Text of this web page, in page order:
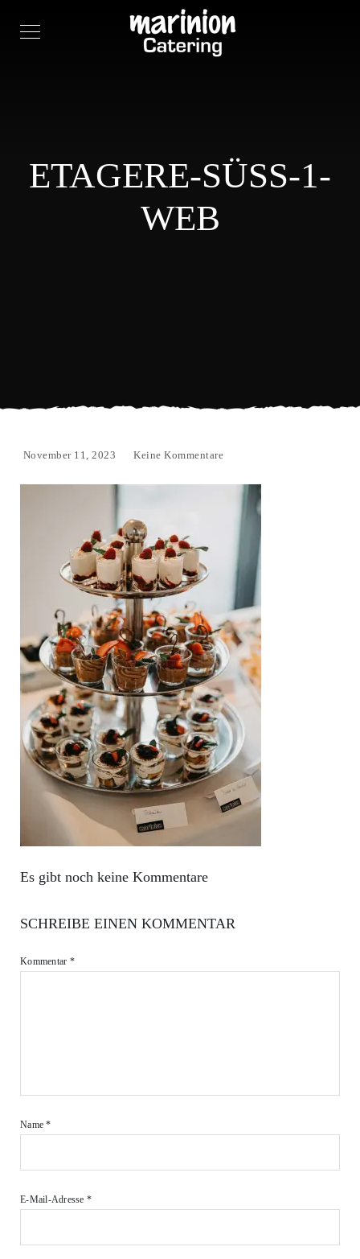
ETAGERE-SÜSS-1-W
EB
November 11, 2023 Keine Kommentare
Es gibt noch keine Kommentare
SCHREIBE EINEN KOMMENTAR
Kommentar *
Name*
E-Mail-Adresse *